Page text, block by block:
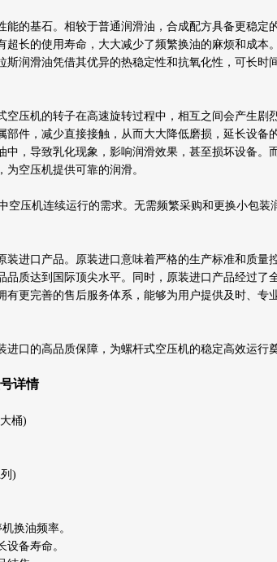
的基石。相较于普通润滑油，合成配方具备更稳定
长的使用寿命，大大减少了频繁换油的麻烦和成本
润滑油凭借其优异的热稳定性和抗氧化性，可长时
压机的转子在高速旋转过程中，相互之间会产生剧
件，减少直接接触，从而大大降低磨损，延长设备
，导致乳化现象，影响润滑效果，甚至损坏设备。
空压机提供可靠的润滑。
空压机连续运行的需求。无需频繁采购和更换小包装
进口产品。原装进口意味着严格的生产标准和质量
质达到国际顶尖水平。同时，原装进口产品经过了
更完善的售后服务体系，能够为用户提供及时、专
口的高品质保障，为螺杆式空压机的稳定高效运行
详情
桶)
)
换油频率。
备寿命。